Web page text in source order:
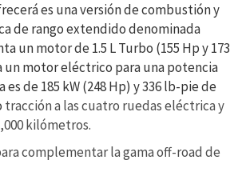
es una versión de combustión y
de rango extendido denominada
un motor de 1.5 L Turbo (155 Hp y 173
un motor eléctrico para una potencia
de 185 kW (248 Hp) y 336 lb-pie de
tracción a las cuatro ruedas eléctrica y
kilómetros.
complementar la gama off-road de